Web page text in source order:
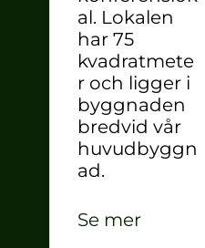
al. Lokalen
har 75
kvadratmete
r och ligger i
byggnaden
bredvid vår
huvudbyggn
ad.
Se mer